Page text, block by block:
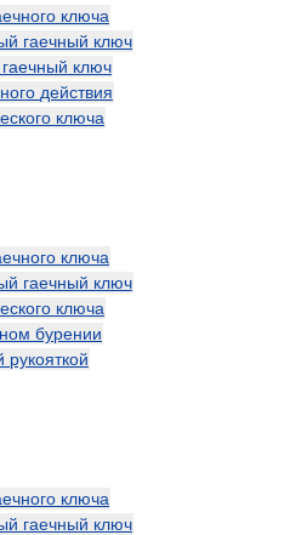
ключа
гаечный ключ
гаечный ключ
действия
ключа
ключа
гаечный ключ
ключа
бурении
рукояткой
ключа
гаечный ключ